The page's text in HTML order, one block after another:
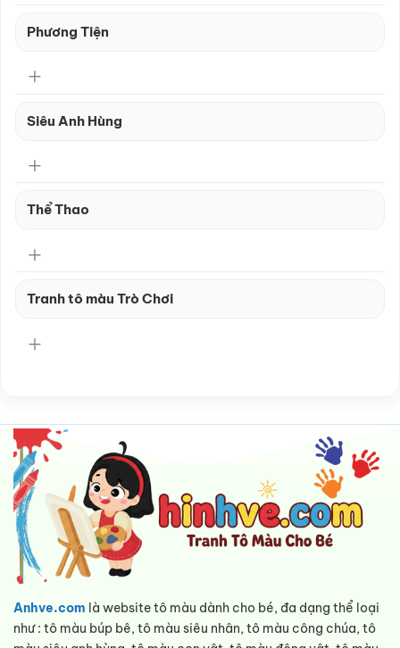
Phương Tiện
Siêu Anh Hùng
Thể Thao
Tranh tô màu Trò Chơi
Anhve.com là website tô màu dành cho bé, đa dạng thể loại
như : tô màu búp bê, tô màu siêu nhân, tô màu công chúa, tô